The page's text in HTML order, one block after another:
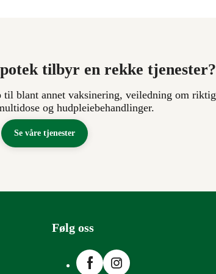
tilbyr en rekke tjenester?
til blant annet vaksinering, veiledning om riktig
og hudpleiebehandlinger.
Se våre tjenester
Følg oss
FacebookInstagram